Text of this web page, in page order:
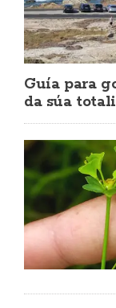
Guía para
da súa